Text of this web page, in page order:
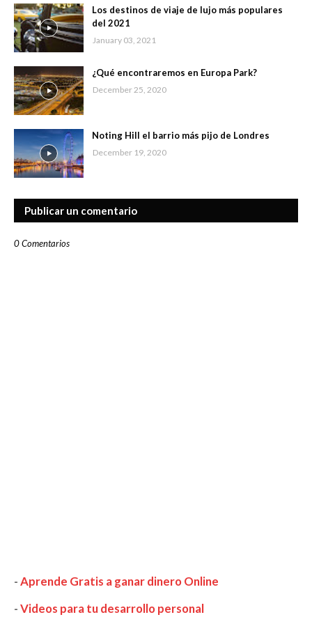
Los destinos de viaje de lujo más populares
del 2021
January 03, 2021
¿Qué encontraremos en Europa Park?
December 25, 2020
Noting Hill el barrio más pijo de Londres
December 19, 2020
Publicar un comentario
0 Comentarios
-Aprende Gratis a ganar dinero Online
-Videos para tu desarrollo personal